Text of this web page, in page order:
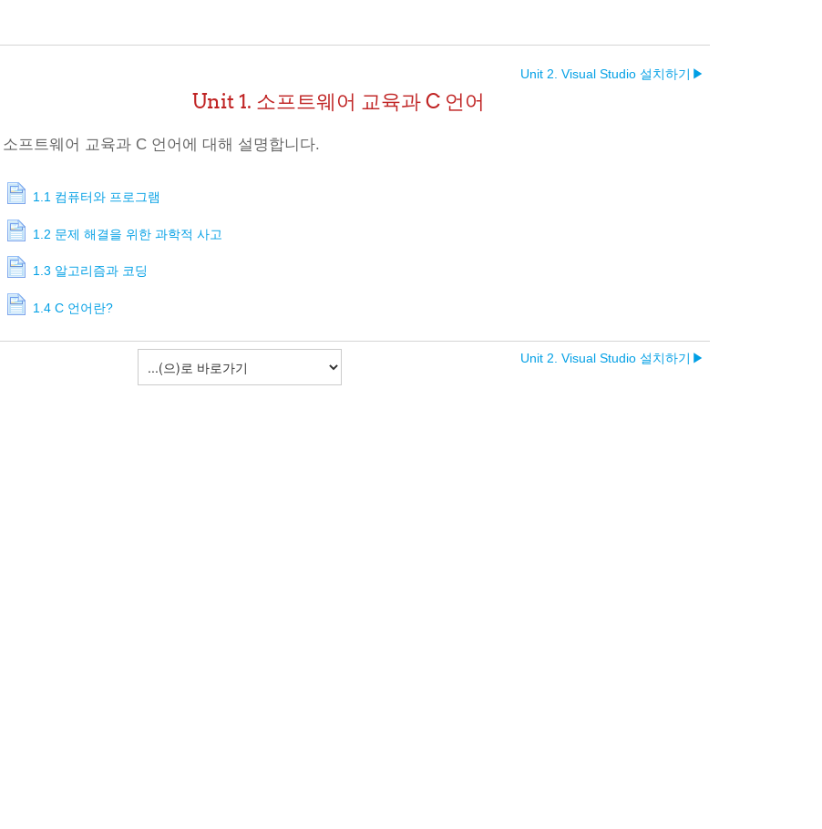
Unit 2. Visual Studio 설치하기 ▶︎
Unit 1. 소프트웨어 교육과 C 언어
소프트웨어 교육과 C 언어에 대해 설명합니다.
1.1 컴퓨터와 프로그램
1.2 문제 해결을 위한 과학적 사고
1.3 알고리즘과 코딩
1.4 C 언어란?
Unit 2. Visual Studio 설치하기 ▶︎